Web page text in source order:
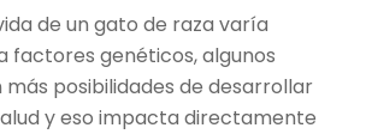
de un gato de raza varía
factores genéticos, algunos
posibilidades de desarrollar
y eso impacta directamente